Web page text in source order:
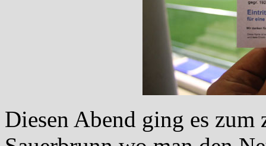
Diesen Abend ging es